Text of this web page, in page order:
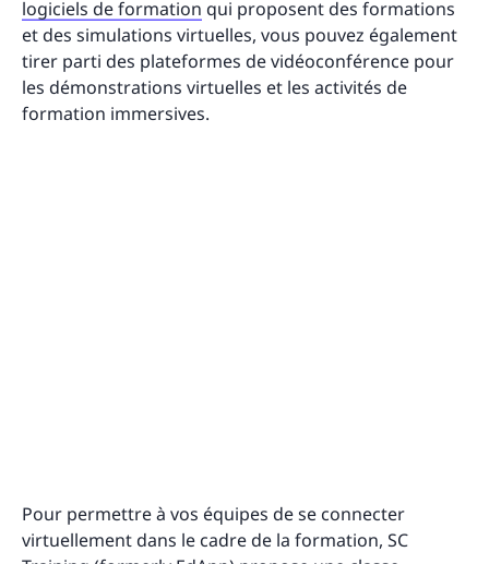
logiciels de formation qui proposent des formations
et des simulations virtuelles, vous pouvez également
tirer parti des plateformes de vidéoconférence pour
les démonstrations virtuelles et les activités de
formation immersives.
Pour permettre à vos équipes de se connecter
virtuellement dans le cadre de la formation, SC